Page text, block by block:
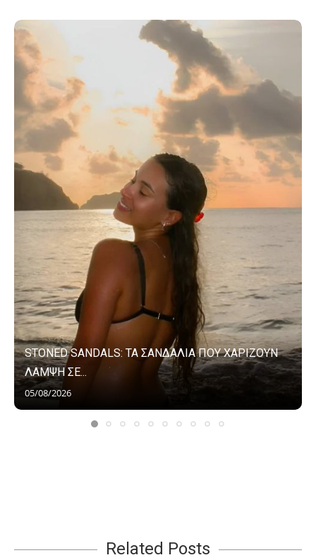
STONED SANDALS: ΤΑ ΣΑΝΔΑΛΙΑ ΠΟΥ ΧΑΡΙΖΟΥΝ
ΛΑΜΨΗ ΣΕ...
05/08/2026
Related Posts